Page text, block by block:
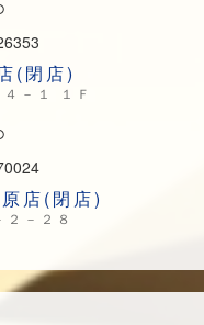
(閉店)
－１ １Ｆ
店(閉店)
－２８